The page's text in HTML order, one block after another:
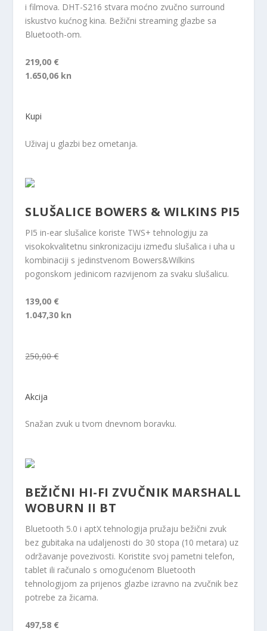
i filmova. DHT-S216 stvara moćno zvučno surround
iskustvo kućnog kina. Bežični streaming glazbe sa
Bluetooth-om.
219,00 €
1.650,06 kn
Kupi
Uživaj u glazbi bez ometanja.
SLUŠALICE BOWERS & WILKINS PI5
PI5 in-ear slušalice koriste TWS+ tehnologiju za
visokokvalitetnu sinkronizaciju između slušalica i uha u
kombinaciji s jedinstvenom Bowers&Wilkins
pogonskom jedinicom razvijenom za svaku slušalicu.
139,00 €
1.047,30 kn
250,00 €
Akcija
Snažan zvuk u tvom dnevnom boravku.
BEŽIČNI HI-FI ZVUČNIK MARSHALL
WOBURN II BT
Bluetooth 5.0 i aptX tehnologija pružaju bežični zvuk
bez gubitaka na udaljenosti do 30 stopa (10 metara) uz
održavanje povezivosti. Koristite svoj pametni telefon,
tablet ili računalo s omogućenom Bluetooth
tehnologijom za prijenos glazbe izravno na zvučnik bez
potrebe za žicama.
497,58 €